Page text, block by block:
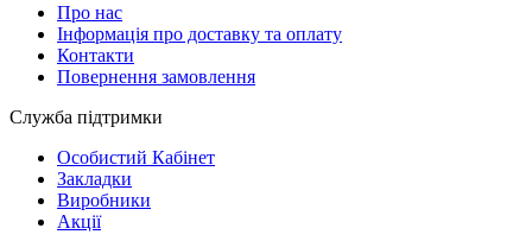
Про нас
Інформація про доставку та оплату
Контакти
Повернення замовлення
Служба підтримки
Особистий Кабінет
Закладки
Виробники
Акції